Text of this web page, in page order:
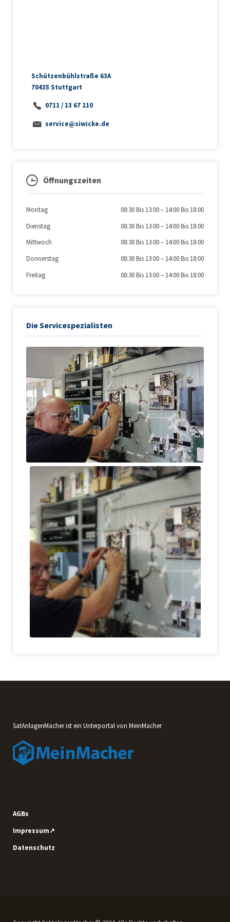
Schützenbühlstraße 63A
70435 Stuttgart
0711 / 13 67 210
service@siwicke.de
Öffnungszeiten
Montag 08:30 Bis 13:00– 14:00 Bis 18:00
Dienstag
08:30 Bis 13:00– 14:00 Bis 18:00
Mittwoch
08:30 Bis 13:00– 14:00 Bis 18:00
Donnerstag
08:30 Bis 13:00– 14:00 Bis 18:00
Freitag
08:30 Bis 13:00– 14:00 Bis 18:00
Die Servicespezialisten
SatAnlagenMacher ist ein Unterportal von MeinMacher
AGBs
Impressum↗
Datenschutz